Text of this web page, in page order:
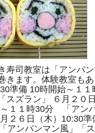
寿司教室は「アンパン
きます。体験教室も
準備 10時開始～１１
スズラン」 ６月２０
１１時30分 「アンパ
月２６日（木）10:30
アンパンマン風」「